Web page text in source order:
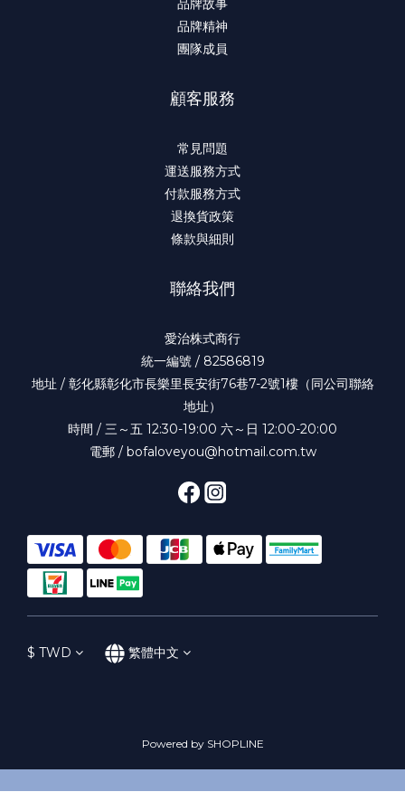
品牌故事
品牌精神
團隊成員
顧客服務
常見問題
運送服務方式
付款服務方式
退換貨政策
條款與細則
聯絡我們
愛治株式商行
統一編號 / 82586819
地址 / 彰化縣彰化市長樂里長安街76巷7-2號1樓（同公司聯絡
地址）
時間 / 三～五 12:30-19:00 六～日 12:00-20:00
電郵 / bofaloveyou@hotmail.com.tw
$ TWD 繁體中文
Powered by SHOPLINE